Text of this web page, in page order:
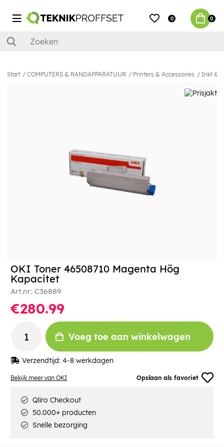
0 0
Start COMPUTERS & RANDAPPARATUUR Printers & Accessoires Inkt &
Bekijk meer van OKI Opslaan als favoriet
OKI Toner 46508710 Magenta Hög
Kapacitet
Art.nr: C36889
€280.99
Voeg toe aan winkelwagen
Verzendtijd: 4-8 werkdagen
Qliro Checkout
50.000+ producten
Snelle bezorging